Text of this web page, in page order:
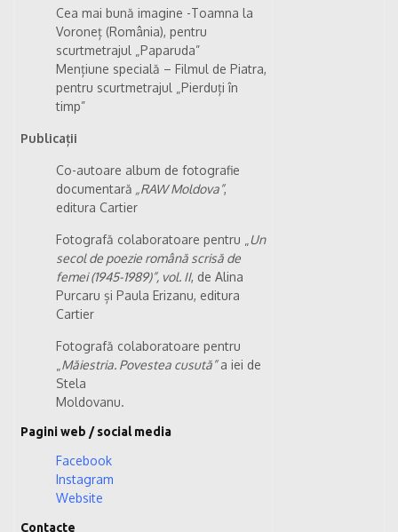
Cea mai bună imagine -Toamna la
Voroneț (România), pentru
scurtmetrajul „Paparuda”
Mențiune specială – Filmul de Piatra,
pentru scurtmetrajul „Pierduți în
timp”
Publicații
Co-autoare album de fotografie
documentară „RAW Moldova”,
editura Cartier
Fotografă colaboratoare pentru „ Un
secol de poezie română scrisă de
femei (1945-1989)”, vol. II, de Alina
Purcaru și Paula Erizanu, editura
Cartier
Fotografă colaboratoare pentru
Măiestria. Povestea cusută”a iei de
Stela
Moldovanu.
Pagini web / social media
Facebook
Instagram
Website
Contacte